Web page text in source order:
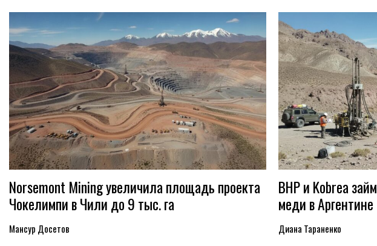
Norsemont Mining увеличила площадь проекта
Чокелимпи в Чили до 9 тыс. га
Мансур Досетов
BHP и Kobrea
меди в Аргентине
Диана Тараненко